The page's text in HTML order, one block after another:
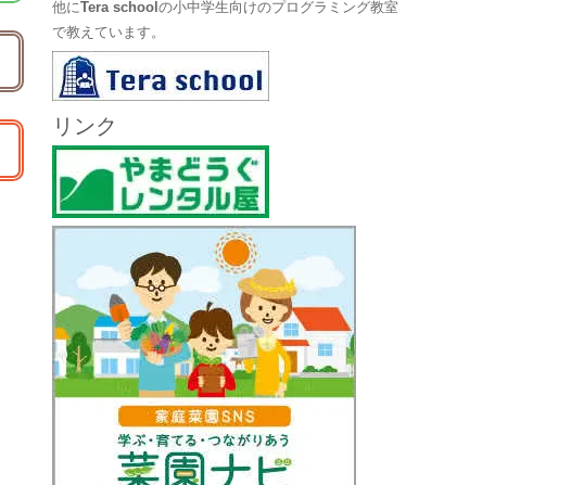
他にTera schoolの小中学生向けのプログラミング教室
で教えています。
リンク